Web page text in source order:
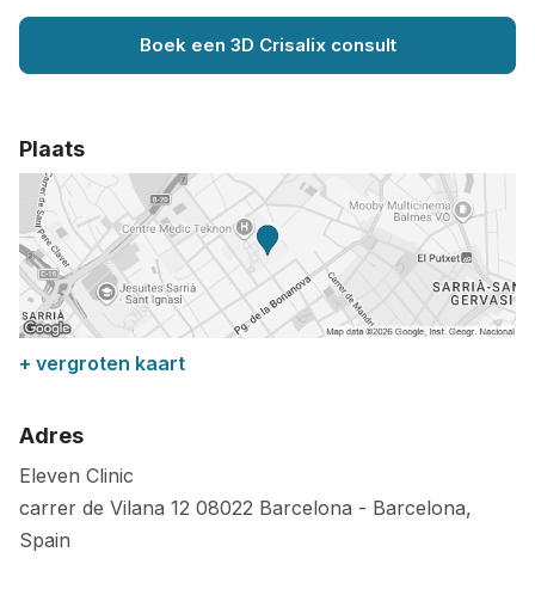
Boek een 3D Crisalix consult
Plaats
+ vergroten kaart
Adres
Eleven Clinic
carrer de Vilana 12 08022 Barcelona - Barcelona,
Spain